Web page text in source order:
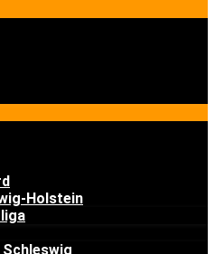
Holstein